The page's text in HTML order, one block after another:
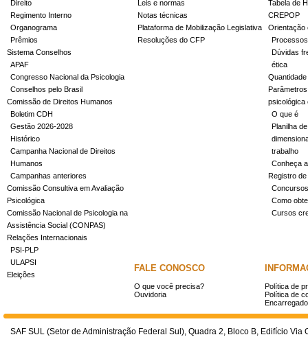
Direito
Regimento Interno
Organograma
Prêmios
Sistema Conselhos
APAF
Congresso Nacional da Psicologia
Conselhos pelo Brasil
Comissão de Direitos Humanos
Boletim CDH
Gestão 2026-2028
Histórico
Campanha Nacional de Direitos
Humanos
Campanhas anteriores
Comissão Consultiva em Avaliação
Psicológica
Comissão Nacional de Psicologia na
Assistência Social (CONPAS)
Relações Internacionais
PSI-PLP
ULAPSI
Eleições
Leis e normas
Notas técnicas
Plataforma de Mobilização Legislativa
Resoluções do CFP
Tabela de
CREPOP
Orientação
Dúvidas
ética
psicológica
O que é
Planilha
trabalho
Conheça
Registro
Concursos
Como
Cursos
FALE CONOSCO
O que você precisa?
Ouvidoria
Política de
Política de
SAF SUL (Setor de Administração Federal Sul), Quadra 2, Bloco B, Edifício